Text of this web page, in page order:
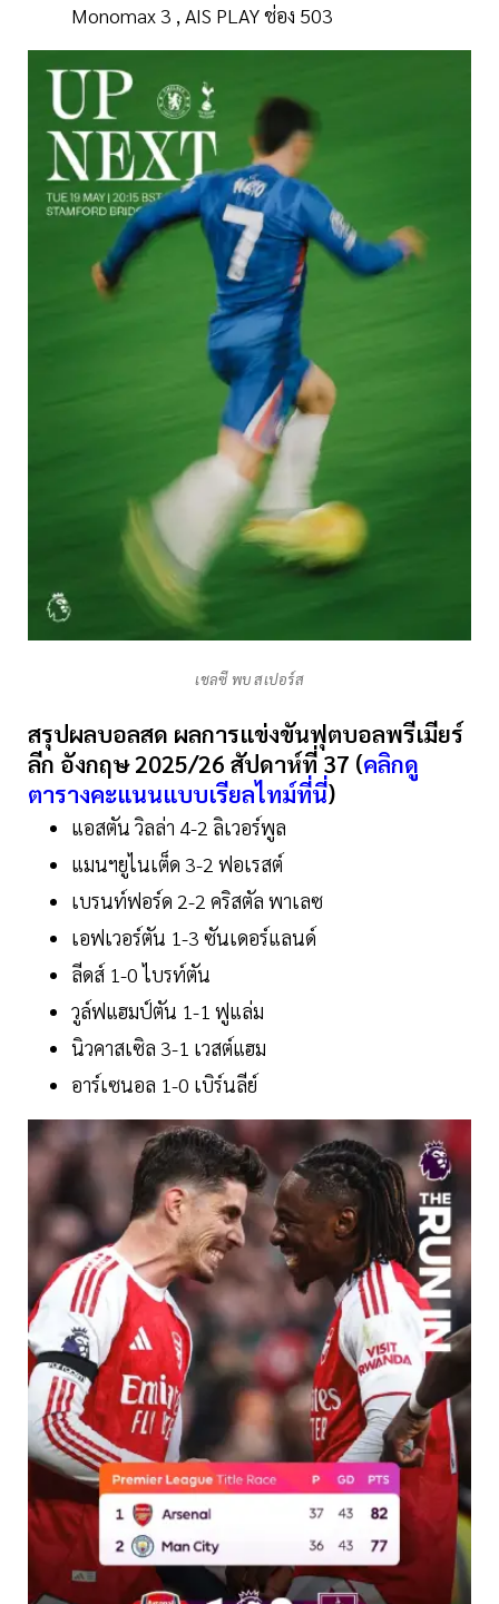
Monomax 3 , AIS PLAY ช่อง 503
เชลซี พบ สเปอร์ส
สรุปผลบอลสด ผลการแข่งขันฟุตบอลพรีเมียร์
ลีก อังกฤษ 2025/26 สัปดาห์ที่ 37 (คลิกดู
ตารางคะแนนแบบเรียลไทม์ที่นี่)
แอสตัน วิลล่า 4-2 ลิเวอร์พูล
แมนฯยูไนเต็ด 3-2 ฟอเรสต์
เบรนท์ฟอร์ด 2-2 คริสตัล พาเลซ
เอฟเวอร์ตัน 1-3 ซันเดอร์แลนด์
ลีดส์ 1-0 ไบรท์ตัน
วูล์ฟแฮมป์ตัน 1-1 ฟูแล่ม
นิวคาสเซิล 3-1 เวสต์แฮม
อาร์เซนอล​ 1-0​ เบิร์น​ลีย์​